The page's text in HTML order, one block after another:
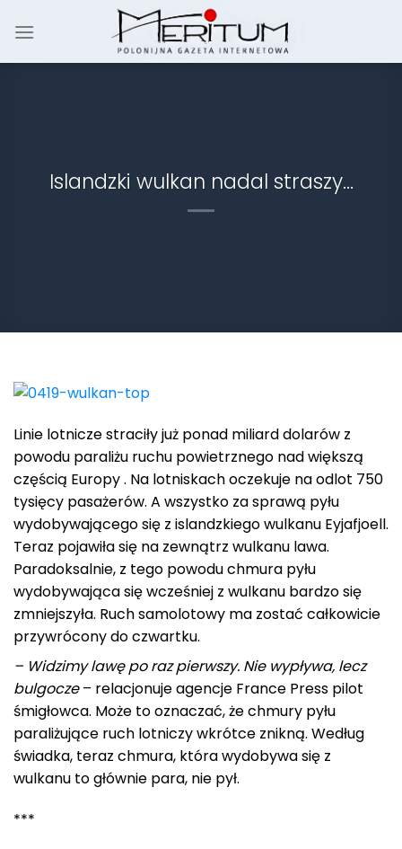
Islandzki wulkan nadal straszy…
Linie lotnicze straciły już ponad miliard dolarów z
powodu paraliżu ruchu powietrznego nad większą
częścią Europy . Na lotniskach oczekuje na odlot 750
tysięcy pasażerów. A wszystko za sprawą pyłu
wydobywającego się z islandzkiego wulkanu Eyjafjoell.
Teraz pojawiła się na zewnątrz wulkanu lawa.
Paradoksalnie, z tego powodu chmura pyłu
wydobywająca się wcześniej z wulkanu bardzo się
zmniejszyła. Ruch samolotowy ma zostać całkowicie
przywrócony do czwartku.
– Widzimy lawę po raz pierwszy. Nie wypływa, lecz
bulgocze– relacjonuje agencje France Press pilot
śmigłowca. Może to oznaczać, że chmury pyłu
paraliżujące ruch lotniczy wkrótce znikną. Według
świadka, teraz chmura, która wydobywa się z
wulkanu to głównie para, nie pył.
***